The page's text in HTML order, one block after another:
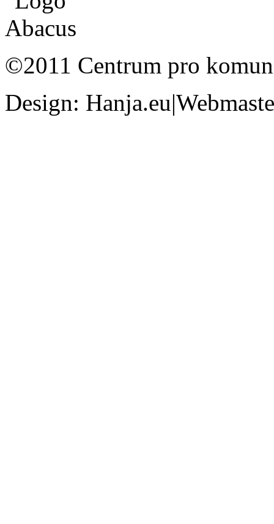
©2011 Centrum pro
Design: